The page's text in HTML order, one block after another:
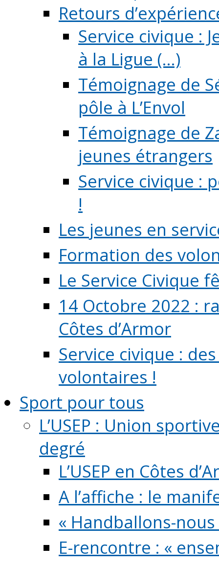
Retours
Service civique :
à la Ligue (...)
Témoignage de
pôle à L’Envol
Témoignage de
jeunes étrangers
Service civique :
!
Les jeunes en
Formation des
Le Service Civique
14 Octobre 2022 :
Côtes d’Armor
Service civique :
volontaires !
Sport pour tous
L’USEP : Union
degré
L’USEP en Côtes
A l’affiche : le
« Handballons-
E-rencontre : «